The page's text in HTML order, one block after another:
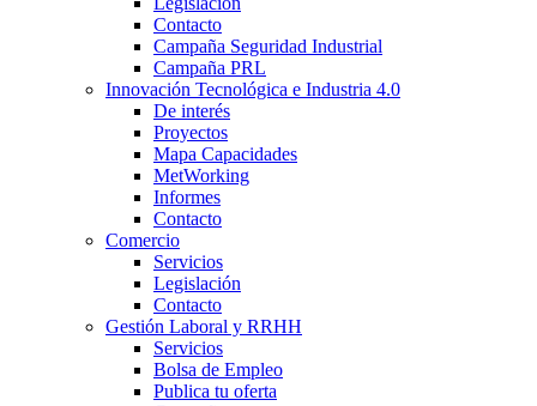
Contacto
Campaña Seguridad Industrial
Campaña PRL
Innovación Tecnológica e Industria 4.0
De interés
Proyectos
Mapa Capacidades
MetWorking
Informes
Contacto
Comercio
Servicios
Legislación
Contacto
Gestión Laboral y RRHH
Servicios
Bolsa de Empleo
Publica tu oferta